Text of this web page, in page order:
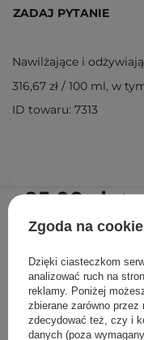
95,00 zł /
ZADAJ PYTANIE
Nawilżające i
316,67 zł / 100 ml, w
ID towaru: 7313
Inni klienci
Zgoda na
Dzięki ciasteczkom
analizować ruch na
reklamy. Poniżej
zbierane zarówno
zdecydować też, czy i
danych (poza